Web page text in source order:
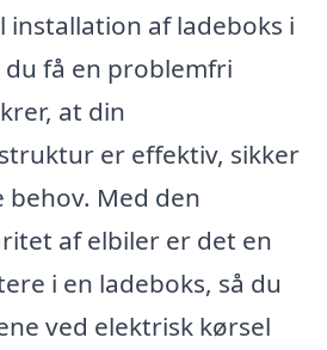
af ladeboks i
få en problemfri
at din
er effektiv, sikker
behov. Med den
af elbiler er det en
i en ladeboks, så du
ved elektrisk kørsel